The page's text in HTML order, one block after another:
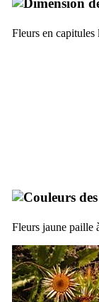
Fleurs en capitules
Fleurs jaune paille